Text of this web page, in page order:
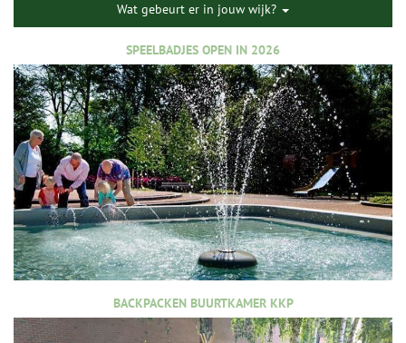
Wat gebeurt er in jouw wijk?
SPEELBADJES OPEN IN 2026
BACKPACKEN BUURTKAMER KKP